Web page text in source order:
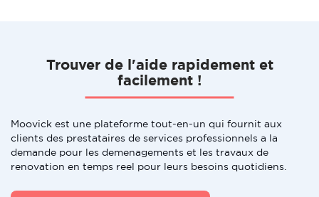
Trouver de l'aide rapidement et
facilement !
Moovick est une plateforme tout-en-un qui fournit aux
clients des prestataires de services professionnels a la
demande pour les demenagements et les travaux de
renovation en temps reel pour leurs besoins quotidiens.